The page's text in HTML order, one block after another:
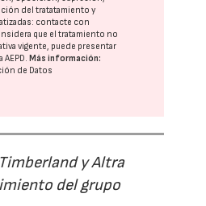
del tratatamiento y
contacte con
que el tratamiento no
vigente, puede presentar
AEPD. Más información:
de Datos
y Altra
del grupo